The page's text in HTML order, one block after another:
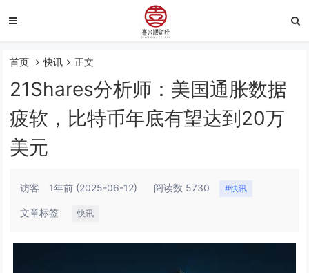
首页 快讯 正文
21Shares分析师：美国通胀数据
疲软，比特币年底有望达到20万
美元
访客 1年前 (2025-06-12) 阅读数 5730 #快讯
文章标签 快讯